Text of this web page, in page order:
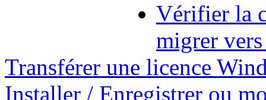
Vérifier la
migrer
Transférer une licence
Installer / Enregistrer ou